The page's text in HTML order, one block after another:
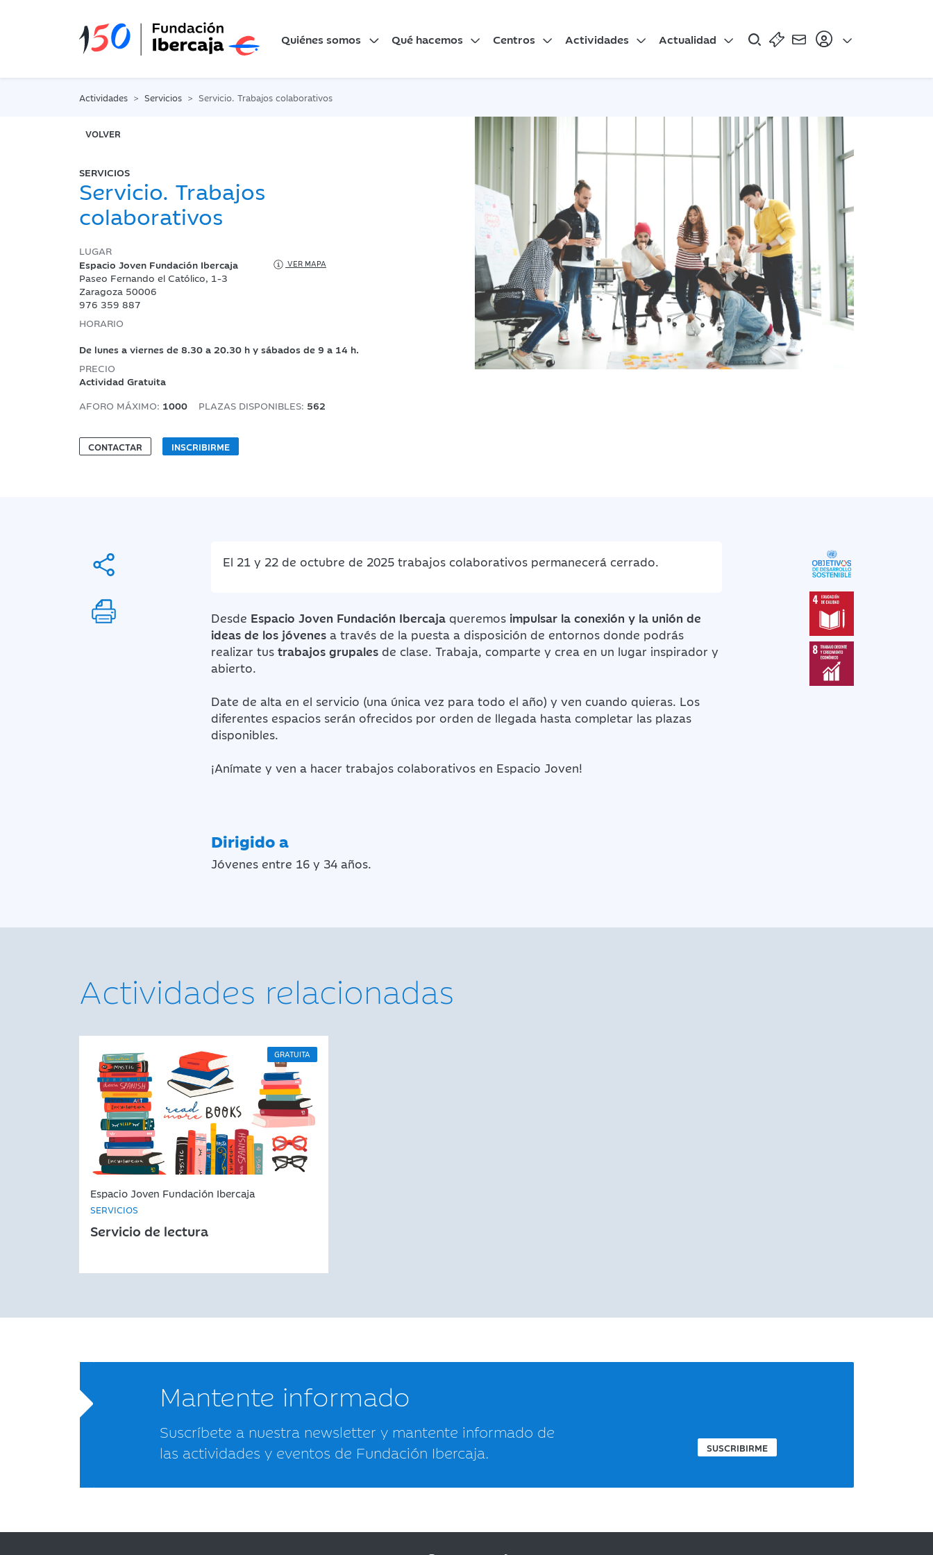
Quiénes somos Qué hacemos Centros Actividades Actualidad
Actividades Servicios Servicio. Trabajos colaborativos
VOLVER
SERVICIOS
Servicio. Trabajos
colaborativos
LUGAR
Espacio Joven Fundación Ibercaja
VER MAPA
Paseo Fernando el Católico, 1-3
Zaragoza 50006
976 359 887
HORARIO
De lunes a viernes de 8.30 a 20.30 h y sábados de 9 a 14 h.
PRECIO
Actividad Gratuita
AFORO MÁXIMO: 1000 PLAZAS DISPONIBLES: 562
CONTACTAR INSCRIBIRME
El 21 y 22 de octubre de 2025 trabajos colaborativos permanecerá cerrado.
Desde Espacio Joven Fundación Ibercaja queremos impulsar la conexión y la unión de
ideas de los jóvenes a través de la puesta a disposición de entornos donde podrás
realizar tus trabajos grupales de clase. Trabaja, comparte y crea en un lugar inspirador y
abierto.
Date de alta en el servicio (una única vez para todo el año) y ven cuando quieras. Los
diferentes espacios serán ofrecidos por orden de llegada hasta completar las plazas
disponibles.
¡Anímate y ven a hacer trabajos colaborativos en Espacio Joven!
Dirigido a
Jóvenes entre 16 y 34 años.
Actividades relacionadas
GRATUITA
Espacio Joven Fundación Ibercaja
SERVICIOS
Servicio de lectura
Mantente informado
Suscríbete a nuestra newsletter y mantente informado de
las actividades y eventos de Fundación Ibercaja.
SUSCRIBIRME